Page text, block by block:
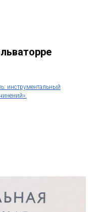
инструментальный